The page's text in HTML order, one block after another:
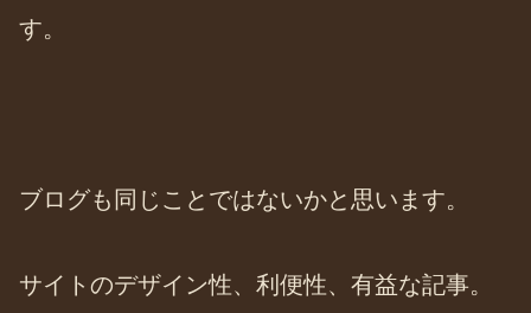
す。
ブログも同じことではないかと思います。
サイトのデザイン性、利便性、有益な記事。